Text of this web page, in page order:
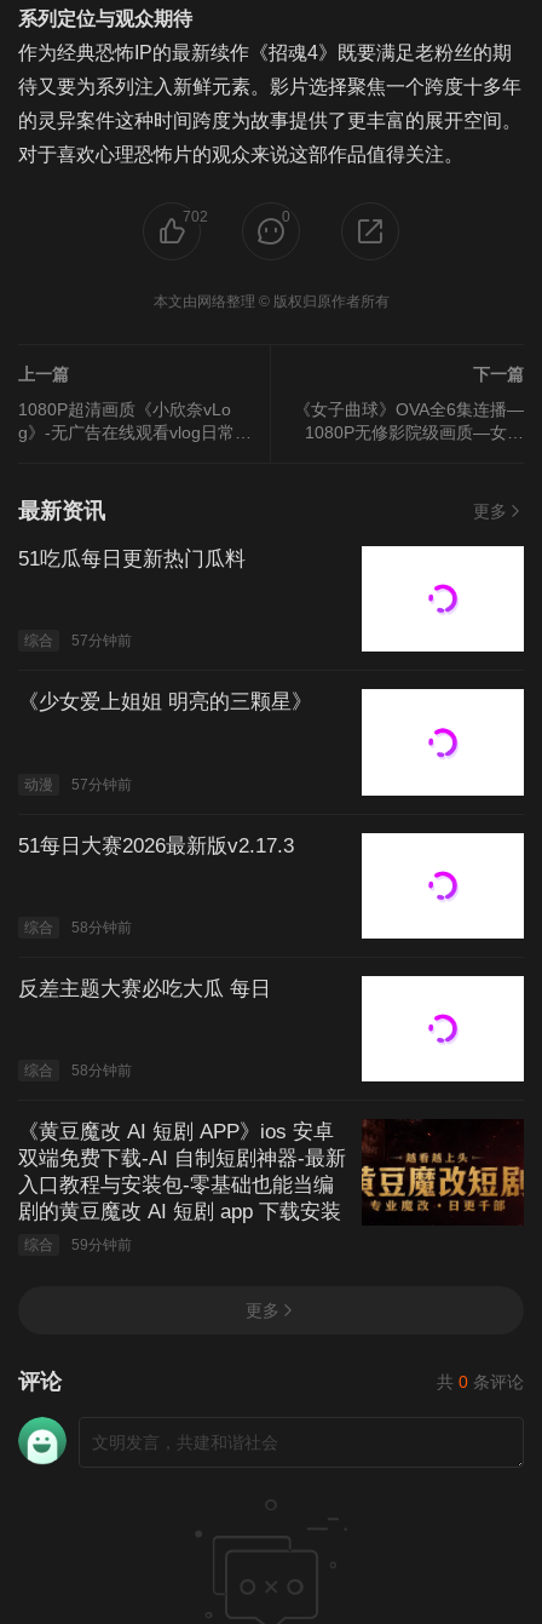
系列定位与观众期待
作为经典恐怖IP的最新续作《招魂4》既要满足老粉丝的期
待又要为系列注入新鲜元素。影片选择聚焦一个跨度十多年
的灵异案件这种时间跨度为故事提供了更丰富的展开空间。
对于喜欢心理恐怖片的观众来说这部作品值得关注。
702 0
本文由网络整理 © 版权归原作者所有
上一篇
1080P超清画质《小欣奈vLo
g》-无广告在线观看vlog日常视
下一篇
《女子曲球》OVA全6集连播—
1080P无修影院级画质—女子
漫零缓冲播放
最新资讯 更多
51吃瓜每日更新热门瓜料
综合 57分钟前
《少女爱上姐姐 明亮的三颗星》
动漫 57分钟前
51每日大赛2026最新版v2.17.3
综合 58分钟前
反差主题大赛必吃大瓜 每日
综合 58分钟前
《黄豆魔改 AI 短剧 APP》ios 安卓
双端免费下载-AI 自制短剧神器-最新
入口教程与安装包-零基础也能当编
剧的黄豆魔改 AI 短剧 app 下载安装
综合 59分钟前
更多
评论 共 0 条评论